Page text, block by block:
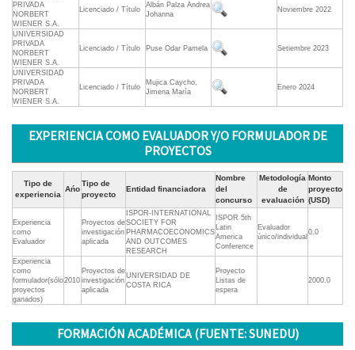
PRIVADA
NORBERT
WIENER S.A.
Licenciado / Título
Albán Palza Andrea
Johanna
Noviembre 2022
UNIVERSIDAD
PRIVADA
NORBERT
WIENER S.A.
Licenciado / Título Puse Odar Pamela Setiembre 2023
UNIVERSIDAD
PRIVADA
NORBERT
WIENER S.A.
Licenciado / Título
Mujica Caycho,
Jimena María
Enero 2024
EXPERIENCIA COMO EVALUADOR Y/O FORMULADOR DE
PROYECTOS
Tipo de
experiencia
Ańo
Tipo de
proyecto
Entidad financiadora
Nombre
del
concurso
Metodología
de
evaluación
Monto
proyecto
(USD)
Experiencia
como
Evaluador
Proyectos de
investigación
aplicada
ISPOR-INTERNATIONAL
SOCIETY FOR
PHARMACOECONOMICS
AND OUTCOMES
RESEARCH
ISPOR 5th
Latin
America
Conference
Evaluador
único/individual
0.0
Experiencia
como
formulador(sólo
proyectos
ganados)
2010
Proyectos de
investigación
aplicada
UNIVERSIDAD DE
COSTA RICA
Proyecto
Listas de
espera
2000.0
FORMACIÓN ACADÉMICA (FUENTE: SUNEDU)